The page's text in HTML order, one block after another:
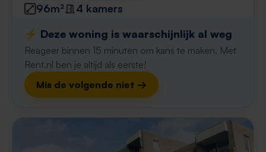
96m²
4 kamers
⚡️ Deze woning is waarschijnlijk al weg
Reageer binnen 15 minuten om kans te maken. Met
Rent.nl ben je altijd als eerste!
Mis de volgende niet →